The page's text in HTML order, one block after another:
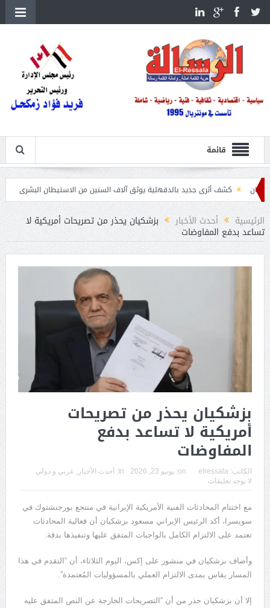
قائمة
أثرى جديد بالدقهلية يوثق آلاف السنين من الاستيطان البشرى اتحاد الكرة يطلب
الرئيسية أحدث الأخبار بزشكيان يحذر من تصريحات أمريكية لا
تساعد بدفع المفاوضات
بزشكيان يحذر من تصريحات
أمريكية لا تساعد بدفع
المفاوضات
الكاتب: elressala
on: يونيو 23, 2026 In: أحدث الأخبار , عربي و دولي
لا يوجد تعليقات
مع اختتام المحادثات الفنية الأمريكية الإيرانية في منتجع بورجنشتوك في
سويسرا، أكد الرئيس الإيراني مسعود بزشكيان أن فعالية المحادثات
تعتمد على الالتزام الكامل بالواجبات المتفق عليها وتنفيذها بدقة.
وأضاف بزشكيان في منشور على إكس، اليوم الثلاثاء، أن “التقدم في هذا
المسار يقاس بمدى الالتزام العملي بالمسؤوليات المُعتمدة”.
إلا أن بزشكيان حذر من أن “التصريحات الخارجة عن النص المتفق عليه